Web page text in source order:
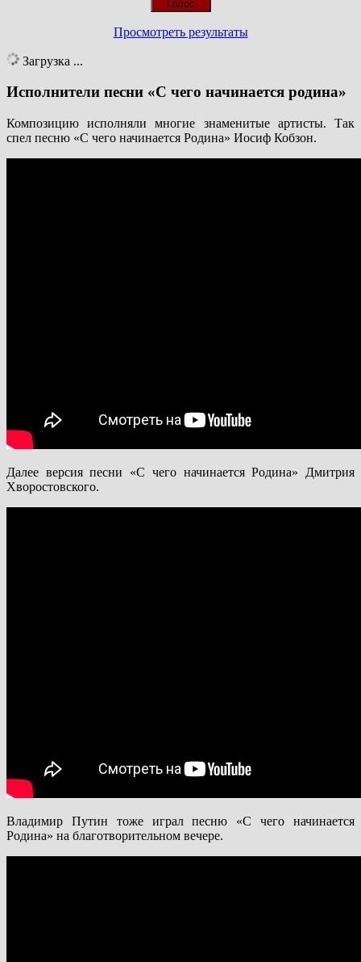
Просмотреть результаты
Загрузка ...
Исполнители песни «С чего начинается родина»
Композицию исполняли многие знаменитые артисты. Так
спел песню «С чего начинается Родина» Иосиф Кобзон.
Далее версия песни «С чего начинается Родина» Дмитрия
Хворостовского.
Владимир Путин тоже играл песню «С чего начинается
Родина» на благотворительном вечере.